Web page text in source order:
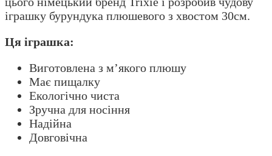
іграшку бурундука плюшевого з хвостом 30см.
Ця іграшка:
Виготовлена з м’якого плюшу
Має пищалку
Екологічно чиста
Зручна для носіння
Надійна
Довговічна